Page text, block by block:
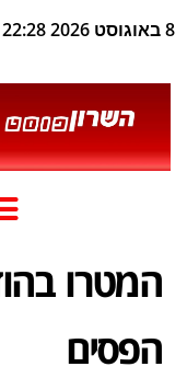
8 באוגוסט 2026 22:28
המטרו
הפסים